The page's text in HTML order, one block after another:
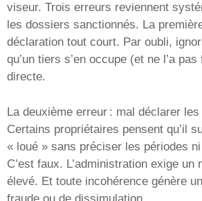
viseur. Trois erreurs reviennent
les dossiers sanctionnés. La
déclaration tout court. Par oubli,
qu’un tiers s’en occupe (et ne l’a pas
directe.
La deuxième erreur : mal déclarer
Certains propriétaires pensent qu’il
« loué » sans préciser les périodes
C’est faux. L’administration exige un
élevé. Et toute incohérence génère